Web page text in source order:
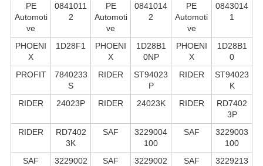
PE
Automoti
ve
0841011
2
PE
Automoti
ve
0841014
2
PE
Automoti
ve
0843014
1
PHOENI
X
1D28F1
PHOENI
X
1D28B1
0NP
PHOENI
X
1D28B1
0
PROFIT
7840233
S
RIDER
ST94023
P
RIDER
ST94023
K
RIDER
24023P RIDER 24023K RIDER
RD7402
3P
RIDER
RD7402
3K
SAF
3229004
100
SAF
3229003
100
SAF
3229002
SAF
3229002
SAF
3229213